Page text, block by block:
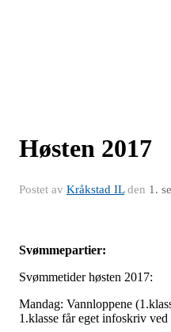
Høsten 2017
Postet av Kråkstad ILden 1.
Svømmepartier:
Svømmetider høsten 2017:
Mandag: Vannloppene
1.klasse får eget infoskriv ved